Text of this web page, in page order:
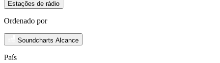
Estações de rádio
Ordenado por
Soundcharts Alcance
País